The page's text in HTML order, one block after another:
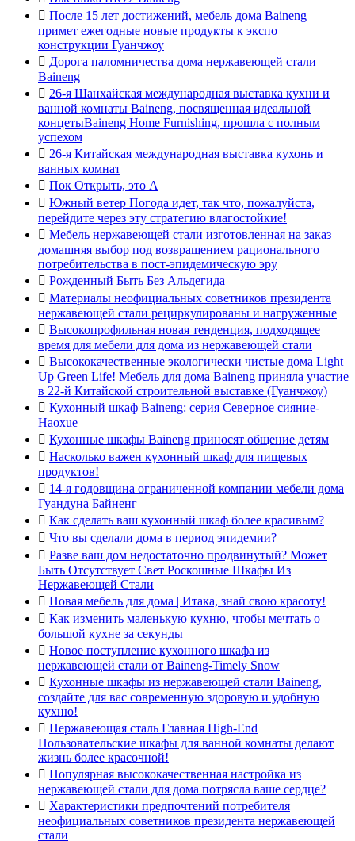
 После 15 лет достижений, мебель дома Baineng
примет ежегодные новые продукты к экспо
конструкции Гуанчжоу
 Дорога паломничества дома нержавеющей стали
Baineng
 26-я Шанхайская международная выставка кухни и
ванной комнаты Baineng, посвященная идеальной
концетыBaineng Home Furnishing, прошла с полным
успехом
 26-я Китайская международная выставка кухонь и
ванных комнат
 Пок Открыть, это А
 Южный ветер Погода идет, так что, пожалуйста,
перейдите через эту стратегию влагостойкие!
 Мебель нержавеющей стали изготовленная на заказ
домашняя выбор под возвращением рационального
потребительства в пост-эпидемическую эру
 Рожденный Быть Без Альдегида
 Материалы неофициальных советников президента
нержавеющей стали рециркулированы и нагруженные
 Высокопрофильная новая тенденция, подходящее
время для мебели для дома из нержавеющей стали
 Высококачественные экологически чистые дома Light
Up Green Life! Мебель для дома Baineng приняла участие
в 22-й Китайской строительной выставке (Гуанчжоу)
 Кухонный шкаф Baineng: серия Северное сияние-
Haoxue
 Кухонные шкафы Baineng приносят общение детям
 Насколько важен кухонный шкаф для пищевых
продуктов!
 14-я годовщина ограниченной компании мебели дома
Гуандуна Байненг
 Как сделать ваш кухонный шкаф более красивым?
 Что вы сделали дома в период эпидемии?
 Разве ваш дом недостаточно продвинутый? Может
Быть Отсутствует Свет Роскошные Шкафы Из
Нержавеющей Стали
 Новая мебель для дома | Итака, знай свою красоту!
 Как изменить маленькую кухню, чтобы мечтать о
большой кухне за секунды
 Новое поступление кухонного шкафа из
нержавеющей стали от Baineng-Timely Snow
 Кухонные шкафы из нержавеющей стали Baineng,
создайте для вас современную здоровую и удобную
кухню!
 Нержавеющая сталь Главная High-End
Пользовательские шкафы для ванной комнаты делают
жизнь более красочной!
 Популярная высококачественная настройка из
нержавеющей стали для дома потрясла ваше сердце?
 Характеристики предпочтений потребителя
неофициальных советников президента нержавеющей
стали